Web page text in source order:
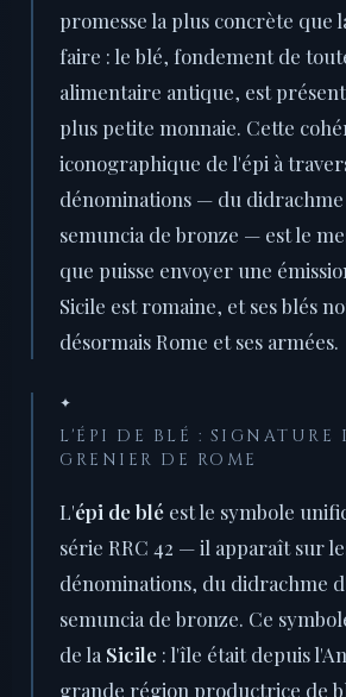
promesse la plus concrète que
faire : le blé, fondement de
alimentaire antique, est
plus petite monnaie. Cette
iconographique de l'épi à
dénominations — du
semuncia de bronze — est le
que puisse envoyer une
Sicile est romaine, et ses blés
désormais Rome et ses armées.
✦
L'ÉPI DE BLÉ : SIGNATURE
GRENIER DE ROME
L'épi de blé est le symbole
série RRC 42 — il apparaît sur
dénominations, du didrachme
semuncia de bronze. Ce
de la Sicile : l'île était depuis
grande région productrice de